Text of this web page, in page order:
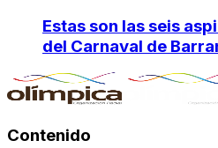
Estas son las seis
del Carnaval de
Contenido